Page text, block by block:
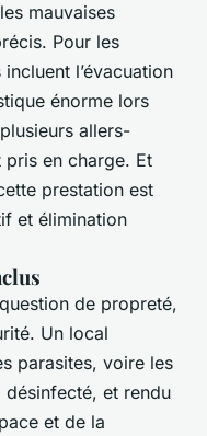
mauvaises
Pour les
l’évacuation
énorme lors
allers-
en charge. Et
prestation est
et élimination
de propreté,
Un local
parasites, voire les
désinfecté, et rendu
et de la